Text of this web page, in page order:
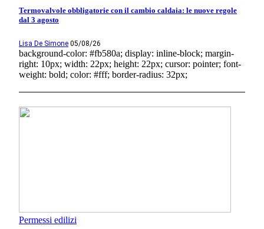
Termovalvole obbligatorie con il cambio caldaia: le nuove regole
dal 3 agosto
Lisa De Simone 05/08/26
background-color: #fb580a; display: inline-block; margin-
right: 10px; width: 22px; height: 22px; cursor: pointer; font-
weight: bold; color: #fff; border-radius: 32px;
Permessi edilizi